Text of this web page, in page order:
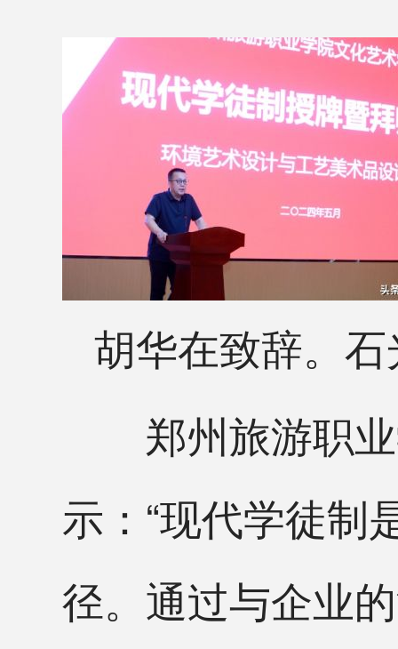
胡华在致辞。
郑州旅游职业
示：“现代学徒制
径。通过与企业